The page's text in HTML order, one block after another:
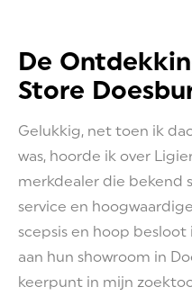
De
Store
Gelukkig, net toen ik
was, hoorde ik over
merkdealer die bekend
service en
scepsis en hoop
aan hun showroom in
keerpunt in mijn